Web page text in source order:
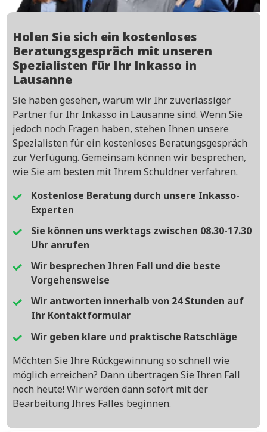
Holen Sie sich ein kostenloses
Beratungsgespräch mit unseren
Spezialisten für Ihr Inkasso in
Lausanne
Sie haben gesehen, warum wir Ihr zuverlässiger
Partner für Ihr Inkasso in Lausanne sind. Wenn Sie
jedoch noch Fragen haben, stehen Ihnen unsere
Spezialisten für ein kostenloses Beratungsgespräch
zur Verfügung. Gemeinsam können wir besprechen,
wie Sie am besten mit Ihrem Schuldner verfahren.
Kostenlose Beratung durch unsere Inkasso-
Experten
Sie können uns werktags zwischen 08.30-17.30
Uhr anrufen
Wir besprechen Ihren Fall und die beste
Vorgehensweise
Wir antworten innerhalb von 24 Stunden auf
Ihr Kontaktformular
Wir geben klare und praktische Ratschläge
Möchten Sie Ihre Rückgewinnung so schnell wie
möglich erreichen? Dann übertragen Sie Ihren Fall
noch heute! Wir werden dann sofort mit der
Bearbeitung Ihres Falles beginnen.